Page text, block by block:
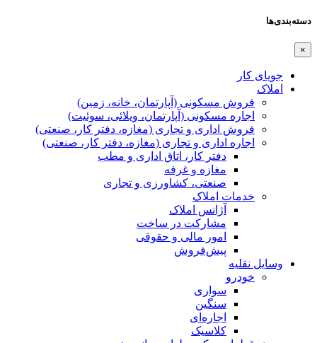
دسته‌بندی‌ها
×
جویای کار
املاک
فروش مسکونی (آپارتمان، خانه، زمین)
اجاره مسکونی (آپارتمان، ویلائی، سوئیت)
فروش اداری و تجاری (مغازه، دفتر کار، صنعتی)
اجاره اداری و تجاری (مغازه، دفتر کار، صنعتی)
دفتر کار، اتاق اداری و مطب
مغازه و غرفه
صنعتی،‌ کشاورزی و تجاری
خدمات املاک
آژانس املاک
مشارکت در ساخت
امور مالی و حقوقی
پیش‌فروش
وسایل نقلیه
خودرو
سواری
سنگین
اجاره‌ای
کلاسیک